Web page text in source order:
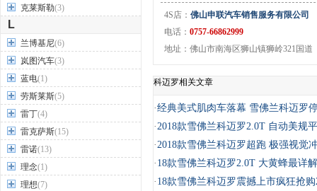
克莱斯勒(3)
L
兰博基尼(6)
岚图汽车(3)
蓝电(1)
劳斯莱斯(5)
雷丁(4)
雷克萨斯(15)
雷诺(13)
理念(1)
理想(7)
4S店： 佛山申联汽车销售服务有限公司
电话： 0757-66862999
地址：佛山市南海区狮山镇狮岭321国
科迈罗相关文章
·经典美式肌肉车落幕 雪佛兰科迈罗
·2018款雪佛兰科迈罗2.0T 自动美规
·2018款雪佛兰科迈罗超跑 极强视觉
· 18款雪佛兰科迈罗2.0T 大黄蜂最详
· 18款雪佛兰科迈罗震撼上市疯狂抢